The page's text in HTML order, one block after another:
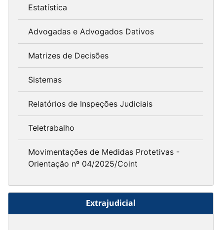
Estatística
Advogadas e Advogados Dativos
Matrizes de Decisões
Sistemas
Relatórios de Inspeções Judiciais
Teletrabalho
Movimentações de Medidas Protetivas -
Orientação nº 04/2025/Coint
Extrajudicial